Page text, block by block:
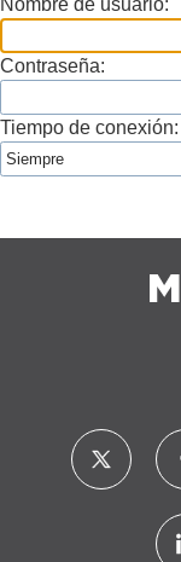
Nombre de usuario:
Contraseña:
Tiempo de conexión: